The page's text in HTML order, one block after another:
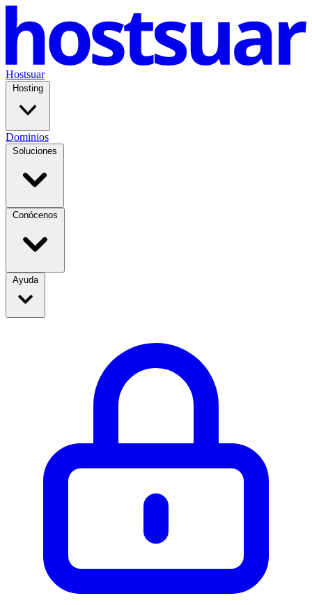
Hostsuar
Hosting
Dominios
Soluciones
Conócenos
Ayuda